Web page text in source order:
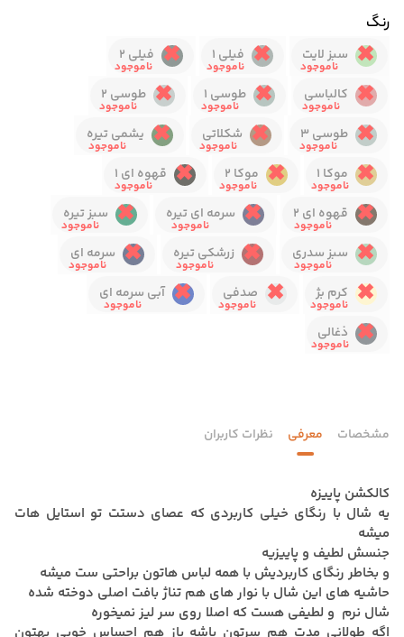
رنگ
سبز لایت فیلی 1
فیلی 2
کالباسی
طوسی 1
طوسی 2
طوسی 3
شکلاتی
یشمی تیره
موکا 1
موکا 2
قهوه ای 1
قهوه ای 2
سرمه ای تیره
سبز تیره
سبز سدری
زرشکی تیره
سرمه ای
کرم بژ
صدفی
آبی سرمه ای
ذغالی
مشخصات معرفی نظرات کاربران
کالکشن پاییزه
یه شال با رنگای خیلی کاربردی که عصای دستت تو استایل هات
میشه
جنسش لطیف و پاییزیه
و بخاطر رنگای کاربردیش با همه لباس هاتون براحتی ست میشه
حاشیه های این شال با نوار های هم تناژ بافت اصلی دوخته شده
شال نرم و لطیفی هست که اصلا روی سر لیز نمیخوره
اگه طولانی مدت هم سرتون باشه باز هم احساس خوبی بهتون